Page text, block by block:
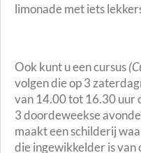
limonade met iets
Ook kunt u een cursus
volgen die op 3
van 14.00 tot 16.30 uur
3 doordeweekse
maakt een schilderij
die ingewikkelder is van